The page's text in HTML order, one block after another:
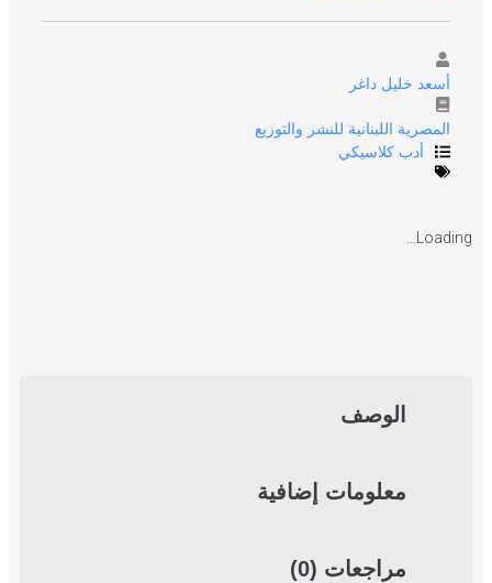
أسعد خليل داغر
المصرية اللبنانية للنشر والتوزيع
أدب كلاسيكي
Loading...
الوصف
معلومات إضافية
مراجعات (0)